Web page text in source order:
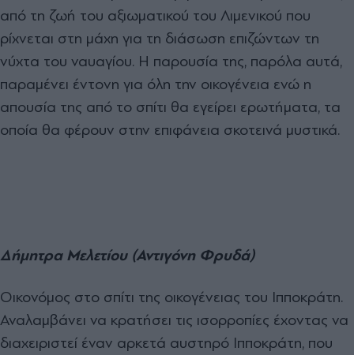
από τη ζωή του αξιωματικού του Λιμενικού που
ρίχνεται στη μάχη για τη διάσωση επιζώντων τη
νύχτα του ναυαγίου. Η παρουσία της, παρόλα αυτά,
παραμένει έντονη για όλη την οικογένεια ενώ η
απουσία της από το σπίτι θα εγείρει ερωτήματα, τα
οποία θα φέρουν στην επιφάνεια σκοτεινά μυστικά.
Δήμητρα Μελετίου (Αντιγόνη Φρυδά)
Οικονόμος στο σπίτι της οικογένειας του Ιπποκράτη.
Αναλαμβάνει να κρατήσει τις ισορροπίες έχοντας να
διαχειριστεί έναν αρκετά αυστηρό Ιπποκράτη, που